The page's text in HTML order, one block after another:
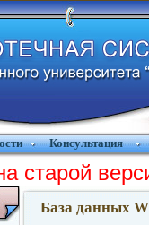
Консультация
старой
База данных